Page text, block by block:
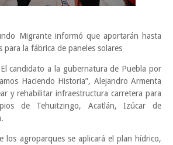
Migrante informó que aportarán hasta
para la fábrica de paneles solares
candidato a la gubernatura de Puebla por
Haciendo Historia”, Alejandro Armenta
y rehabilitar infraestructura carretera para
de Tehuitzingo, Acatlán, Izúcar de
los agroparques se aplicará el plan hídrico,